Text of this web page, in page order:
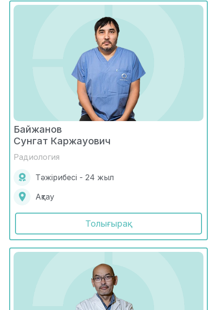
Байжанов
Сунгат Каржауович
Радиология
Тәжірибесі - 24 жыл
Ақтау
Толығырақ